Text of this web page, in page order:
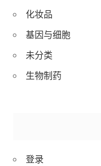
化妆品
基因与细胞
未分类
生物制药
登录